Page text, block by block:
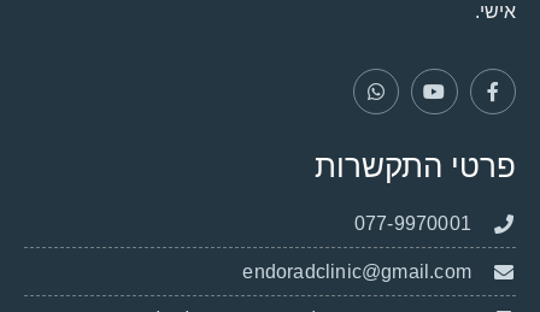
אישי.
פרטי התקשרות
077-9970001
endoradclinic@gmail.com